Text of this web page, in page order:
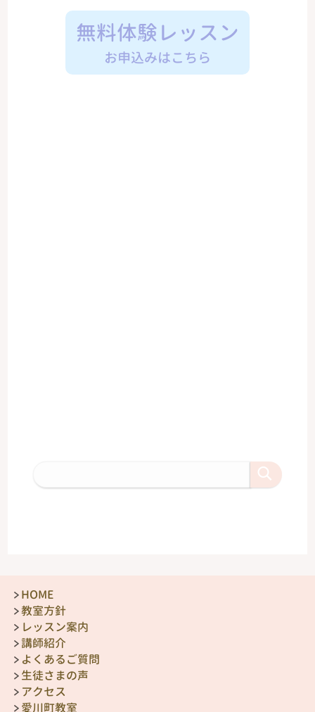
無料体験レッスン
お申込みはこちら
HOME
教室方針
レッスン案内
講師紹介
よくあるご質問
生徒さまの声
アクセス
愛川町教室